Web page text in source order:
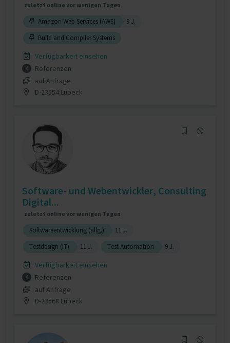
zuletzt online vor wenigen Tagen
Amazon Web Services (AWS)
9 J.
Build and Compiler Systems
Verfügbarkeit einsehen
4
Referenzen
auf Anfrage
D-23554 Lübeck
Software- und Webentwickler, Consulting
Digital...
zuletzt online vor wenigen Tagen
Softwareentwicklung (allg.)
11 J.
Testdesign (IT)
11 J. Test Automation 9 J.
Verfügbarkeit einsehen
4
Referenzen
auf Anfrage
D-23568 Lübeck